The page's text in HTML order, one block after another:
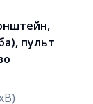
пульт